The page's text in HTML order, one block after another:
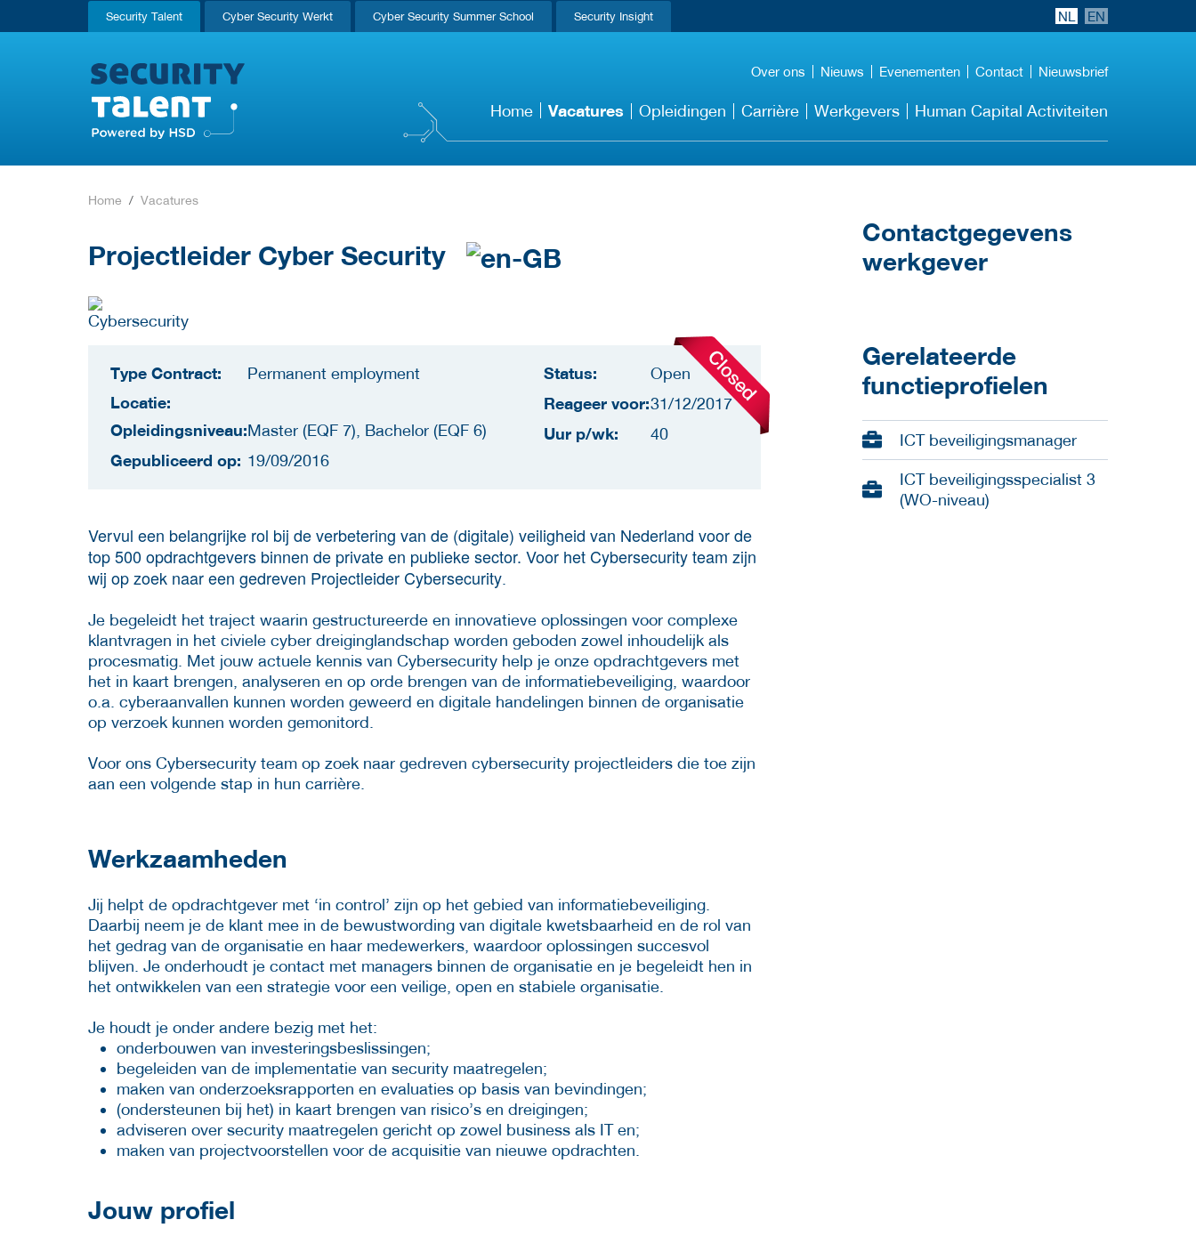
Security Talent Cyber Security Werkt Cyber Security Summer School Security Insight NL EN
Over ons Nieuws Evenementen Contact Nieuwsbrief
Home Vacatures Opleidingen Carrière Werkgevers Human Capital Activiteiten
Home Vacatures
Projectleider Cyber Security
Type Contract: Permanent employment
Locatie:
Opleidingsniveau:Master (EQF 7), Bachelor (EQF 6)
Gepubliceerd op: 19/09/2016
Status: Open
Reageer voor:31/12/2017
Uur p/wk: 40
Vervul een belangrijke rol bij de verbetering van de (digitale) veiligheid van Nederland voor de
top 500 opdrachtgevers binnen de private en publieke sector. Voor het Cybersecurity team zijn
wij op zoek naar een gedreven Projectleider Cybersecurity
Je begeleidt het traject waarin gestructureerde en innovatieve oplossingen voor complexe
klantvragen in het civiele cyber dreiginglandschap worden geboden zowel inhoudelijk als
procesmatig. Met jouw actuele kennis van Cybersecurity help je onze opdrachtgevers met
het in kaart brengen, analyseren en op orde brengen van de informatiebeveiliging, waardoor
o.a. cyberaanvallen kunnen worden geweerd en digitale handelingen binnen de organisatie
op verzoek kunnen worden gemonitord.
Voor ons Cybersecurity team op zoek naar gedreven cybersecurity projectleiders die toe zijn
aan een volgende stap in hun carrière.
Werkzaamheden
Jij helpt de opdrachtgever met ‘in control’ zijn op het gebied van informatiebeveiliging.
Daarbij neem je de klant mee in de bewustwording van digitale kwetsbaarheid en de rol van
het gedrag van de organisatie en haar medewerkers, waardoor oplossingen succesvol
blijven. Je onderhoudt je contact met managers binnen de organisatie en je begeleidt hen in
het ontwikkelen van een strategie voor een veilige, open en stabiele organisatie.
Je houdt je onder andere bezig met het:
onderbouwen van investeringsbeslissingen;
begeleiden van de implementatie van security maatregelen;
maken van onderzoeksrapporten en evaluaties op basis van bevindingen;
(ondersteunen bij het) in kaart brengen van risico’s en dreigingen;
adviseren over security maatregelen gericht op zowel business als IT en;
maken van projectvoorstellen voor de acquisitie van nieuwe opdrachten.
Jouw profiel
Contactgegevens
werkgever
Gerelateerde
functieprofielen
ICT beveiligingsmanager
ICT beveiligingsspecialist 3
(WO-niveau)